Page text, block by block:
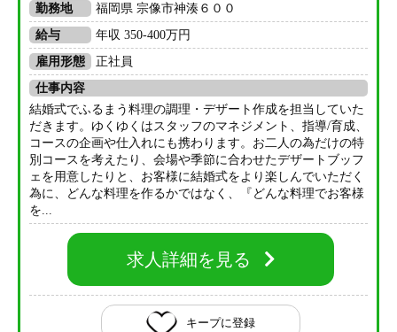
勤務地
福岡県 宗像市神湊６００
給与
年収 350-400万円
雇用形態
正社員
仕事内容
結婚式でふるまう料理の調理・デザート作成を担当していた
だきます。ゆくゆくはスタッフのマネジメント、指導/育成、
コースの企画や仕入れにも携わります。お二人の為だけの特
別コースを考えたり、会場や季節に合わせたデザートブッフ
ェを用意したりと、お客様に結婚式をより楽しんでいただく
為に、どんな料理を作るかではなく、『どんな料理でお客様
を...
求人詳細を見る
キープに登録